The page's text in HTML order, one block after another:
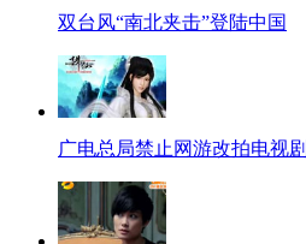
双台风“南北夹击”登陆中国
广电总局禁止网游改拍电视剧